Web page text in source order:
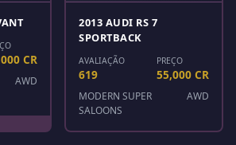
CR
AWD
2013 AUDI RS 7
SPORTBACK
AVALIAÇÃO
619
PREÇO
55,000 CR
MODERN SUPER
SALOONS
AWD